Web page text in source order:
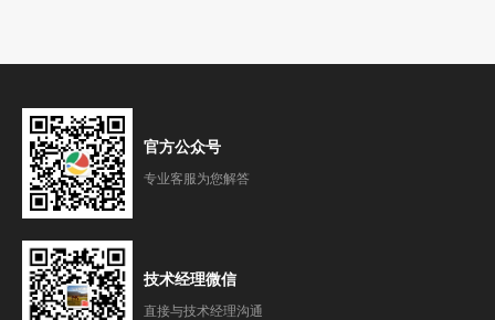
官方公众号
专业客服为您解答
技术经理微信
直接与技术经理沟通